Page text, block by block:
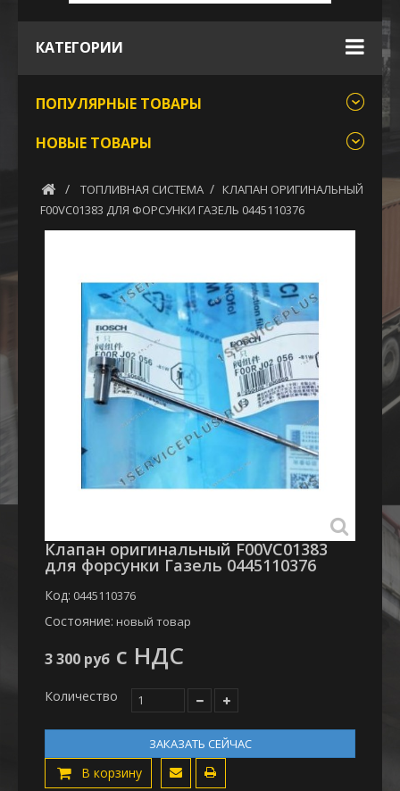
КАТЕГОРИИ
ПОПУЛЯРНЫЕ ТОВАРЫ
НОВЫЕ ТОВАРЫ
ТОПЛИВНАЯ СИСТЕМА
КЛАПАН ОРИГИНАЛЬНЫЙ
F00VC01383 ДЛЯ ФОРСУНКИ ГАЗЕЛЬ 0445110376
Клапан оригинальный F00VC01383
для форсунки Газель 0445110376
Код: 0445110376
Состояние: новый товар
3 300 руб с НДС
Количество
ЗАКАЗАТЬ СЕЙЧАС
В корзину